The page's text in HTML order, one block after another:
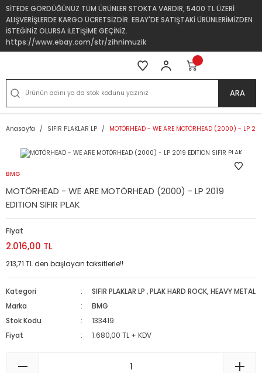
SİTEDE GÖRDÜĞÜNÜZ TÜM ÜRÜNLER STOKTA VARDIR, 5400 TL ÜZERİ
ALIŞVERİŞLERDE KARGO ÜCRETSİZDİR. EBAY'DE SATIŞTAKİ ÜRÜNLERİMİZDEN
İSTEĞİNİZ OLURSA İLETİŞİME GEÇİNİZ.
https://www.ebay.com/str/zihnimuzik
ARA
Anasayfa SIFIR PLAKLAR LP MOTÖRHEAD - WE ARE MOTÖRHEAD (2000) - LP
BMG
MOTÖRHEAD - WE ARE MOTÖRHEAD (2000) - LP 2019
EDITION SIFIR PLAK
Fiyat
2.016,00 TL
213,71 TL den başlayan taksitlerle!!
Kategori SIFIR PLAKLAR LP ,PLAK HARD ROCK, HEAVY METAL
Marka
BMG
Stok Kodu
133419
Fiyat
1.680,00 TL + KDV